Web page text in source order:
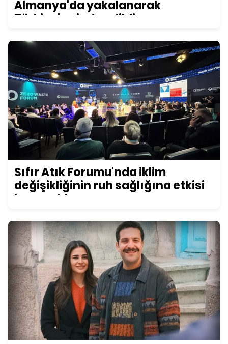
Almanya'da yakalanarak
Türkiye'ye iade edildi
Sıfır Atık Forumu'nda iklim
değişikliğinin ruh sağlığına etkisi
konuşuldu